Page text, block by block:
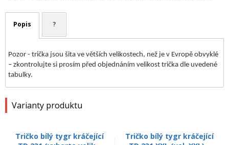
Popis ?
Pozor - trička jsou šita ve větších velikostech, než je v Evropě obvyklé
– zkontrolujte si prosím před objednáním velikost trička dle uvedené
tabulky.
Varianty produktu
Tričko bílý tygr kráčející
Tričko bílý tygr kráčející